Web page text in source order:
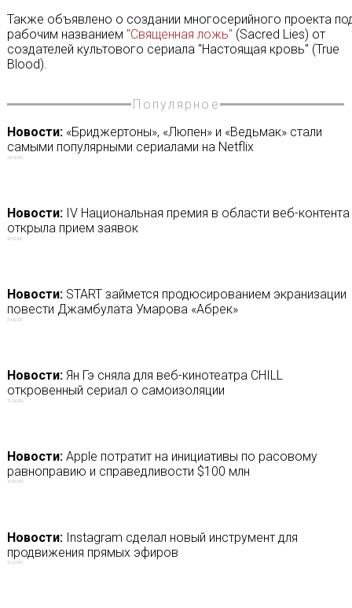
Также объявлено о создании многосерийного проекта
рабочим названием "Священная ложь" (Sacred Lies) от
создателей культового сериала "Настоящая кровь" (True
Blood).
Популярное
Новости:«Бриджертоны», «Люпен» и «Ведьмак» стали
самыми популярными сериалами на Netflix
28/09/2021
Новости:IV Национальная премия в области веб-контента
открыла прием заявок
06/10/2021
Новости:START займется продюсированием экранизации
повести Джамбулата Умарова «Абрек»
21/06/2021
Новости:Ян Гэ сняла для веб-кинотеатра CHILL
откровенный сериал о самоизоляции
17/09/2020
Новости:Apple потратит на инициативы по расовому
равноправию и справедливости $100 млн
13/06/2020
Новости:Instagram сделал новый инструмент для
продвижения прямых эфиров
26/12/2017